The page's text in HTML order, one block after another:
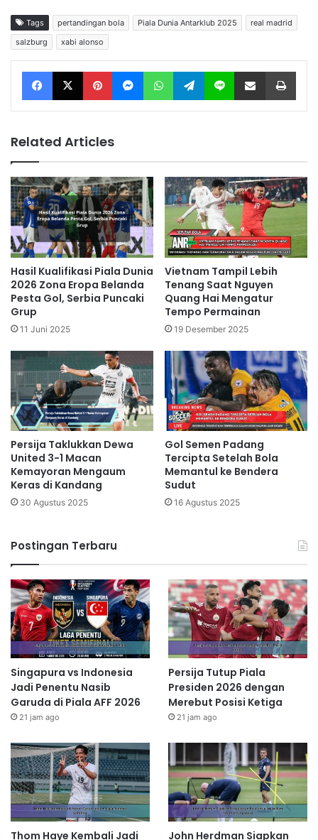
Tags pertandingan bola Piala Dunia Antarklub 2025
real madrid
salzburg
xabi alonso
Facebook X Pinterest Messenger WhatsApp Telegram Line Share via Email
Related Articles
Hasil Kualifikasi Piala Dunia
2026 Zona Eropa Belanda
Pesta Gol, Serbia Puncaki
Grup
11 Juni 2025
Vietnam Tampil Lebih
Tenang Saat Nguyen
Quang Hai Mengatur
Tempo Permainan
19 Desember 2025
Persija Taklukkan Dewa
United 3-1 Macan
Kemayoran Mengaum
Keras di Kandang
30 Agustus 2025
Gol Semen Padang
Tercipta Setelah Bola
Memantul ke Bendera
Sudut
16 Agustus 2025
Postingan Terbaru
Singapura vs Indonesia
Jadi Penentu Nasib
Garuda di Piala AFF 2026
21 jam ago
Persija Tutup Piala
Presiden 2026 dengan
Merebut Posisi Ketiga
21 jam ago
Thom Haye Kembali Jadi
John Herdman Siapkan